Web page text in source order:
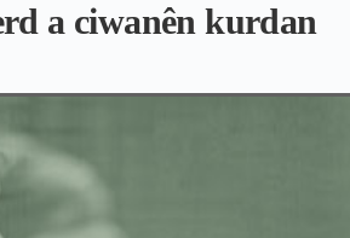
a ciwanên kurdan